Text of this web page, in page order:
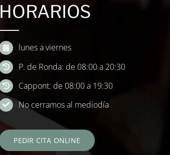
HORARIOS
lunes a viernes
P. de Ronda: de 08:00 a 20:30
Cappont: de 08:00 a 19:30
No cerramos al mediodía
PEDIR CITA ONLINE